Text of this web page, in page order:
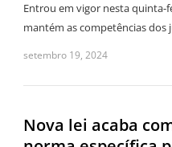
Entrou em vigor nesta quinta-
mantém as competências dos
setembro 19, 2024
Nova lei acaba